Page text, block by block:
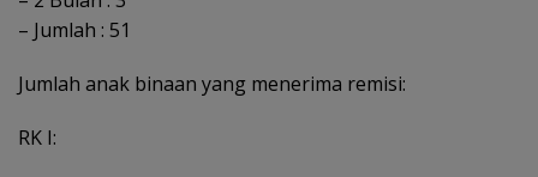
– Jumlah : 51
Jumlah anak binaan yang menerima remisi:
RK I: